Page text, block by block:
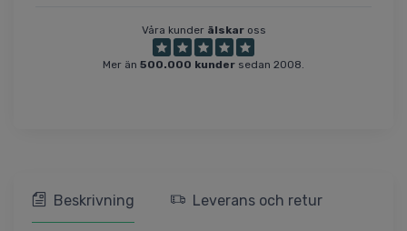
Våra kunder älskaross
Mer än 500.000 kunder sedan 2008.
Beskrivning Leverans och retur